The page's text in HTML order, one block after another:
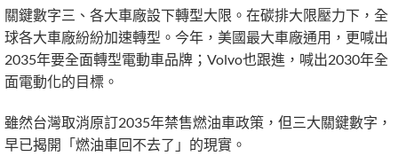
關鍵數字三、各大車廠設下轉型大限。在碳排大限壓力下，全
球各大車廠紛紛加速轉型。今年，美國最大車廠通用，更喊出
2035年要全面轉型電動車品牌；Volvo也跟進，喊出2030年全
面電動化的目標。
雖然台灣取消原訂2035年禁售燃油車政策，但三大關鍵數字，
早已揭開「燃油車回不去了」的現實。